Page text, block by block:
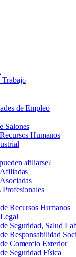
Trabajo
de Empleo
Salones
Humanos
afiliarse?
Profesionales
Recursos Humanos
Seguridad, Salud
Responsabilidad
Comercio Exterior
Seguridad Física